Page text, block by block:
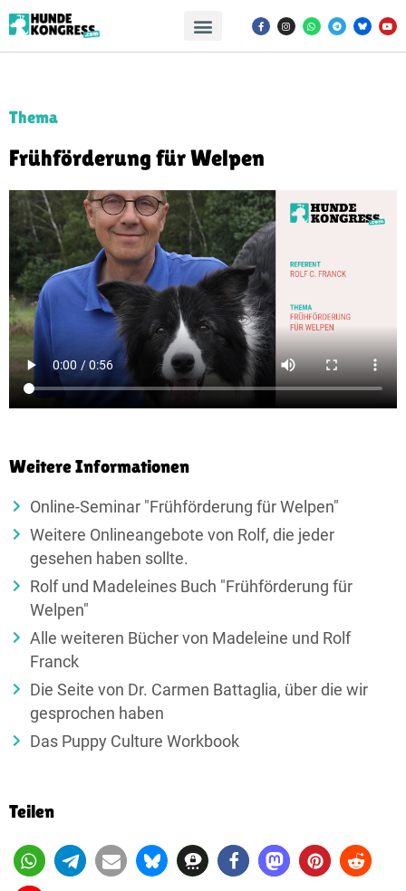
Thema
Frühförderung für Welpen
Weitere Informationen
Online-Seminar "Frühförderung für Welpen"
Weitere Onlineangebote von Rolf, die jeder
gesehen haben sollte.
Rolf und Madeleines Buch "Frühförderung für
Welpen"
Alle weiteren Bücher von Madeleine und Rolf
Franck
Die Seite von Dr. Carmen Battaglia, über die wir
gesprochen haben
Das Puppy Culture Workbook
Teilen